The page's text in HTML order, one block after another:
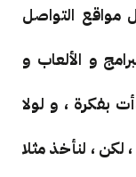
مواقع التواصل
و الألعاب و
بفكرة ، و لولا
لكن ، لنأخذ مثلا